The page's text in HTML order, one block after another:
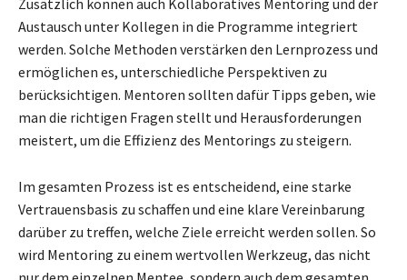
Austausch unter Kollegen in die Programme integriert
werden. Solche Methoden verstärken den Lernprozess und
ermöglichen es, unterschiedliche Perspektiven zu
berücksichtigen. Mentoren sollten dafür Tipps geben, wie
man die richtigen Fragen stellt und Herausforderungen
meistert, um die Effizienz des Mentorings zu steigern.
Im gesamten Prozess ist es entscheidend, eine starke
Vertrauensbasis zu schaffen und eine klare Vereinbarung
darüber zu treffen, welche Ziele erreicht werden sollen. So
wird Mentoring zu einem wertvollen Werkzeug, das nicht